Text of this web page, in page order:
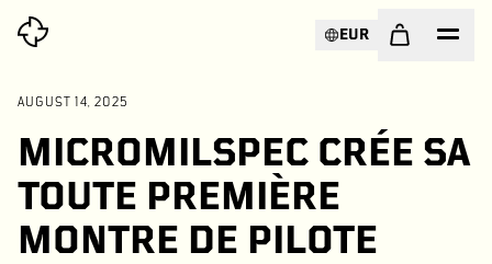
EUR
AUGUST 14, 2025
MICROMILSPEC CRÉE SA
TOUTE PREMIÈRE
MONTRE DE PILOTE